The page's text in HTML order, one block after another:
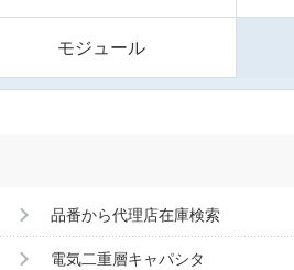
モジュール
品番から代理店在庫検索
電気二重層キャパシタ